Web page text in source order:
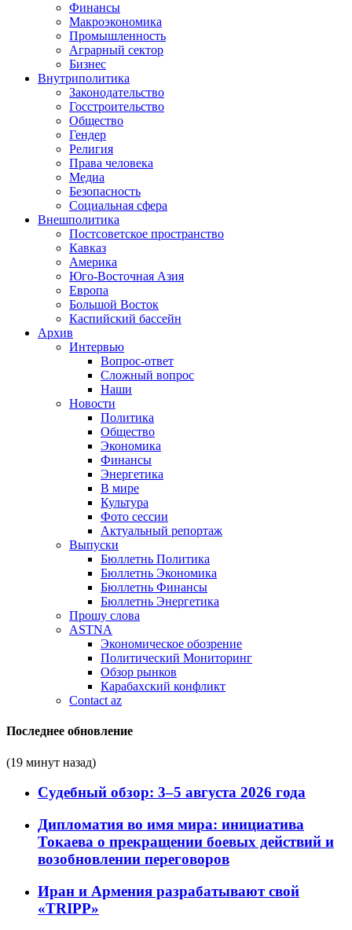
Финансы
Макроэкономика
Промышленность
Аграрный сектор
Бизнес
Внутриполитика
Законодательство
Госстроительство
Общество
Гендер
Религия
Права человека
Медиа
Безопасность
Социальная сфера
Внешполитика
Постсоветское пространство
Кавказ
Америка
Юго-Восточная Азия
Европа
Большой Восток
Каспийский бассейн
Архив
Интервью
Вопрос-ответ
Сложный вопрос
Наши
Новости
Политика
Общество
Экономика
Финансы
Энергетика
В мире
Культура
Фото сессии
Актуальный репортаж
Выпуски
Бюллетнь Политика
Бюллетнь Экономика
Бюллетнь Финансы
Бюллетнь Энергетика
Прошу слова
ASTNA
Экономическое обозрение
Политический Мониторинг
Обзор рынков
Карабахский конфликт
Contact az
Последнее обновление
(19 минут назад)
Судебный обзор: 3–5 августа 2026 года
Дипломатия во имя мира: инициатива
Токаева о прекращении боевых действий и
возобновлении переговоров
Иран и Армения разрабатывают свой
«TRIPP»